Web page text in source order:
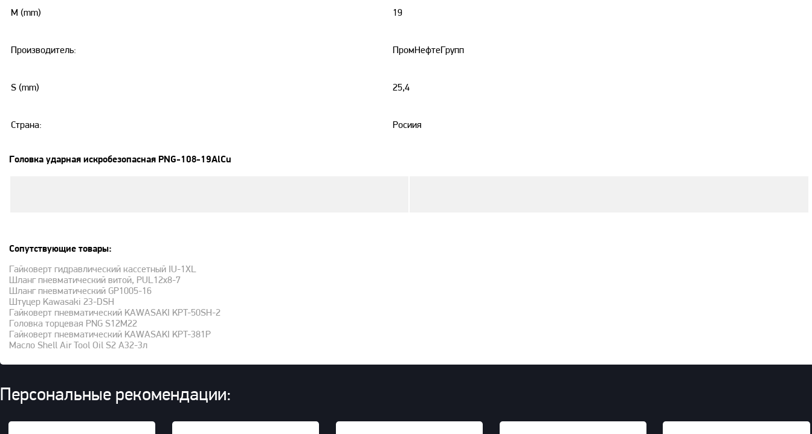
M (mm) 19
Производитель: ПромНефтеГрупп
S (mm) 25,4
Страна: Росиия
Головка ударная искробезопасная PNG-108-19AlCu
Сопутствующие товары:
Гайковерт гидравлический кассетный IU-1XL
Шланг пневматический витой, PUL12x8-7
Шланг пневматический GP1005-16
Штуцер Kawasaki 23-DSH
Гайковерт пневматический KAWASAKI KPT-50SH-2
Головка торцевая PNG S12M22
Гайковерт пневматический KAWASAKI KPT-381P
Масло Shell Air Tool Oil S2 A32-3л
Персональные рекомендации: